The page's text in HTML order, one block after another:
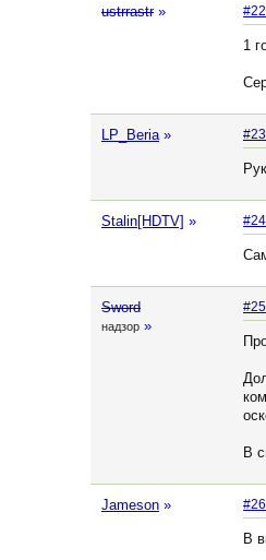
ustrrastr » #22
1
LP_Beria » #23
Stalin[HDTV] » #24
Sword
надзор »
#25
В
Jameson » #26
В